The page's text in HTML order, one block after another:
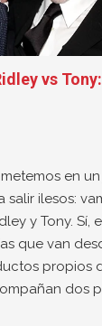
vs
en
salir ilesos:
y Tony. Sí,
que van
propios
dos